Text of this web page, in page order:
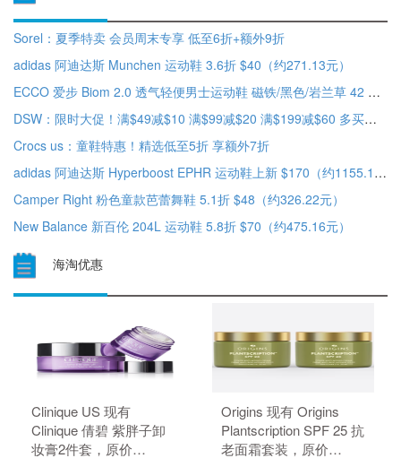
Sorel：夏季特卖 会员周末专享 低至6折+额外9折
adidas 阿迪达斯 Munchen 运动鞋 3.6折 $40（约271.13元）
ECCO 爱步 Biom 2.0 透气轻便男士运动鞋 磁铁/黑色/岩兰草 42 EU 含税到手¥747.76
DSW：限时大促！满$49减$10 满$99减$20 满$199减$60 多买多省
Crocs us：童鞋特惠！精选低至5折 享额外7折
adidas 阿迪达斯 Hyperboost EPHR 运动鞋上新 $170（约1155.18元）
Camper Right 粉色童款芭蕾舞鞋 5.1折 $48（约326.22元）
New Balance 新百伦 204L 运动鞋 5.8折 $70（约475.16元）
海淘优惠
Clinique US 现有
Clinique 倩碧 紫胖子卸
妆膏2件套，原价
Origins 现有 Origins
Plantscription SPF 25 抗
老面霜套装，原价